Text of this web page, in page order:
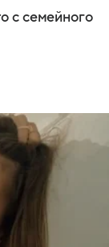
с семейного